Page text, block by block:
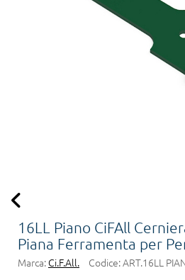
16LL Piano CiFAll
Piana Ferramenta per
Marca: Ci.F.All. Codice:ART.16LL